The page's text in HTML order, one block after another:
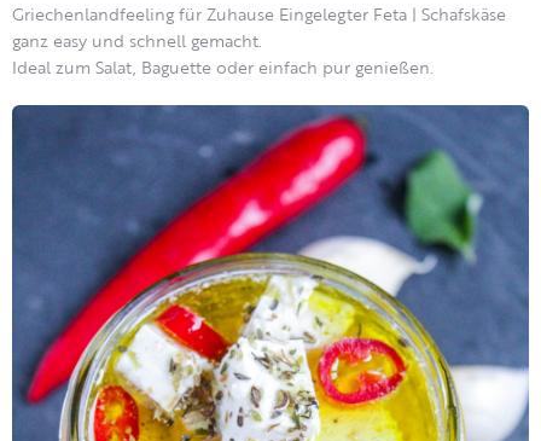
Griechenlandfeeling für Zuhause Eingelegter Feta | Schafskäse
ganz easy und schnell gemacht.
Ideal zum Salat, Baguette oder einfach pur genießen.